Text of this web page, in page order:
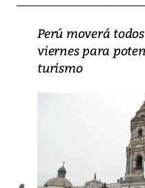
Perú moverá
viernes para
turismo